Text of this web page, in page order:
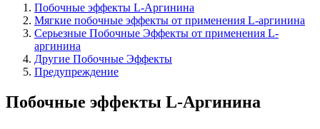
Побочные эффекты L-Аргинина
Мягкие побочные эффекты от применения L-аргинина
Серьезные Побочные Эффекты от применения L-
аргинина
Другие Побочные Эффекты
Предупреждение
Побочные эффекты L-Аргинина